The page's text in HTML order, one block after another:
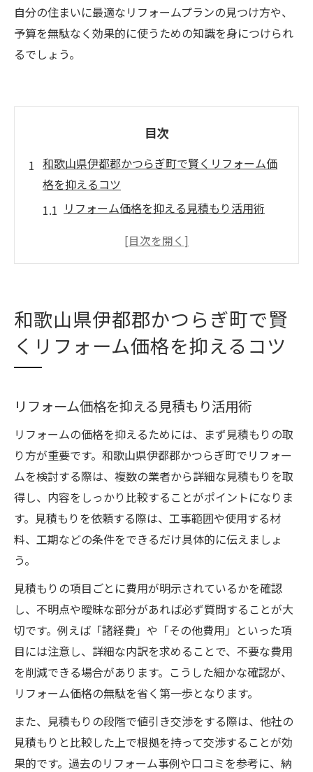
自分の住まいに最適なリフォームプランの見つけ方や、
予算を無駄なく効果的に使うための知識を身につけられ
るでしょう。
目次
和歌山県伊都郡かつらぎ町で賢くリフォーム価
格を抑えるコツ
リフォーム価格を抑える見積もり活用術
複数業者のリフォーム提案を比較する方法
リフォーム費用削減に役立つ補助制度活用
法
リフォーム費用相場の最新動向を解説
価格別リフォーム実例に見る失敗しない選
択
実例で分かるリフォーム費用内訳のポイン
ト
リフォーム相場と実際の価格差を理解しよ
う
予算内リフォームを実現するためのポイント解
説
リフォーム予算立ての基本と注意点
費用を抑えるリフォーム優先順位決定法
予算内に収めるリフォームプラン作成術
リフォーム費用増加を防ぐ工夫と対策
予算別で考えるリフォーム内容の選び方
信頼できるリフォーム業者を見極める秘訣とは
和歌山県伊都郡かつらぎ町で賢
くリフォーム価格を抑えるコツ
リフォーム価格を抑える見積もり活用術
リフォームの価格を抑えるためには、まず見積もりの取
り方が重要です。和歌山県伊都郡かつらぎ町でリフォー
ムを検討する際は、複数の業者から詳細な見積もりを取
得し、内容をしっかり比較することがポイントになりま
す。見積もりを依頼する際は、工事範囲や使用する材
料、工期などの条件をできるだけ具体的に伝えましょ
う。
見積もりの項目ごとに費用が明示されているかを確認
し、不明点や曖昧な部分があれば必ず質問することが大
切です。例えば「諸経費」や「その他費用」といった項
目には注意し、詳細な内訳を求めることで、不要な費用
を削減できる場合があります。こうした細かな確認が、
リフォーム価格の無駄を省く第一歩となります。
また、見積もりの段階で値引き交渉をする際は、他社の
見積もりと比較した上で根拠を持って交渉することが効
果的です。過去のリフォーム事例や口コミを参考に、納